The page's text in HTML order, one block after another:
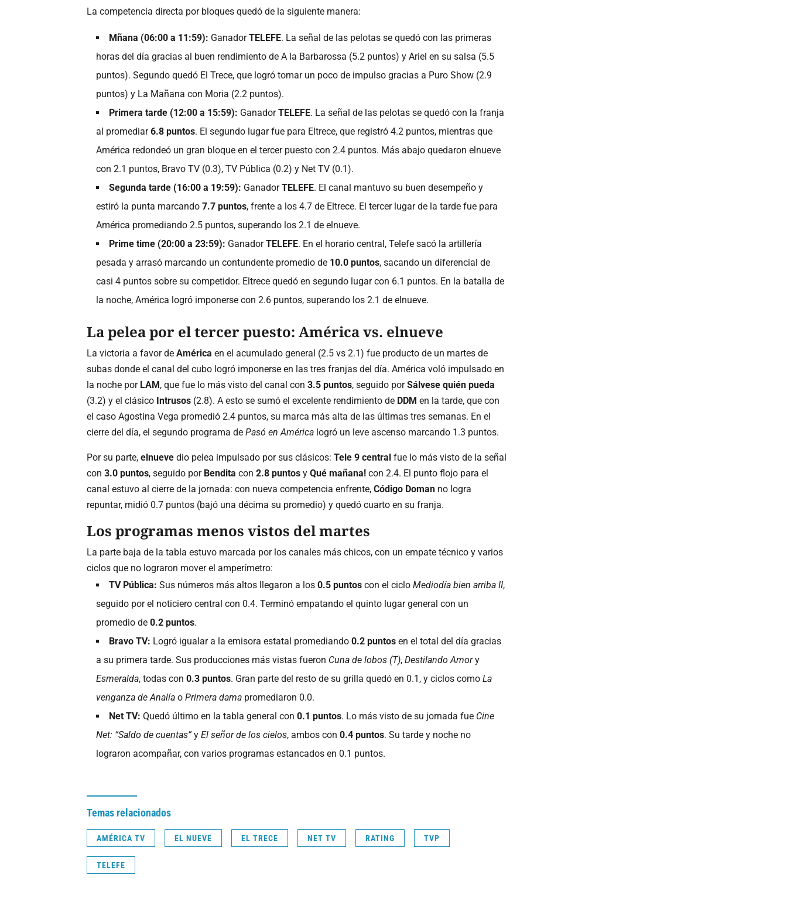
La competencia directa por bloques quedó de la siguiente manera:
Mñana (06:00 a 11:59): GanadorTELEFE. La señal de las pelotas se quedó con las primeras
horas del día gracias al buen rendimiento de A la Barbarossa (5.2 puntos) y Ariel en su salsa (5.5
puntos). Segundo quedó El Trece, que logró tomar un poco de impulso gracias a Puro Show (2.9
puntos) y La Mañana con Moria (2.2 puntos).
Primera tarde (12:00 a 15:59): GanadorTELEFE. La señal de las pelotas se quedó con la franja
al promediar6.8 puntos. El segundo lugar fue para Eltrece, que registró 4.2 puntos, mientras que
América redondeó un gran bloque en el tercer puesto con 2.4 puntos. Más abajo quedaron elnueve
con 2.1 puntos, Bravo TV (0.3), TV Pública (0.2) y Net TV (0.1).
Segunda tarde (16:00 a 19:59): GanadorTELEFE. El canal mantuvo su buen desempeño y
estiró la punta marcando 7.7 puntos, frente a los 4.7 de Eltrece. El tercer lugar de la tarde fue para
América promediando 2.5 puntos, superando los 2.1 de elnueve.
Prime time (20:00 a 23:59): GanadorTELEFE. En el horario central, Telefe sacó la artillería
pesada y arrasó marcando un contundente promedio de 10.0 puntos, sacando un diferencial de
casi 4 puntos sobre su competidor. Eltrece quedó en segundo lugar con 6.1 puntos. En la batalla de
la noche, América logró imponerse con 2.6 puntos, superando los 2.1 de elnueve.
La pelea por el tercer puesto: América vs. elnueve
La victoria a favor de América en el acumulado general (2.5 vs 2.1) fue producto de un martes de
subas donde el canal del cubo logró imponerse en las tres franjas del día. América voló impulsado en
la noche por LAM, que fue lo más visto del canal con 3.5 puntos, seguido porSálvese quién pueda
(3.2) y el clásico Intrusos (2.8). A esto se sumó el excelente rendimiento de DDM en la tarde, que con
el caso Agostina Vega promedió 2.4 puntos, su marca más alta de las últimas tres semanas. En el
cierre del día, el segundo programa de Pasó en América logró un leve ascenso marcando 1.3 puntos.
Por su parte, elnueve dio pelea impulsado por sus clásicos: Tele 9 central fue lo más visto de la señal
con 3.0 puntos, seguido por Bendita con 2.8 puntos y Qué mañana! con 2.4. El punto flojo para el
canal estuvo al cierre de la jornada: con nueva competencia enfrente, Código Doman no logra
repuntar, midió 0.7 puntos (bajó una décima su promedio) y quedó cuarto en su franja.
Los programas menos vistos del martes
La parte baja de la tabla estuvo marcada por los canales más chicos, con un empate técnico y varios
ciclos que no lograron mover el amperímetro:
TV Pública: Sus números más altos llegaron a los 0.5 puntos con el ciclo Mediodía bien arriba II,
seguido por el noticiero central con 0.4. Terminó empatando el quinto lugar general con un
promedio de 0.2 puntos.
Bravo TV: Logró igualar a la emisora estatal promediando 0.2 puntos en el total del día gracias
a su primera tarde. Sus producciones más vistas fueron Cuna de lobos (T), Destilando Amory
Esmeralda, todas con 0.3 puntos. Gran parte del resto de su grilla quedó en 0.1, y ciclos como La
venganza de Analía o Primera dama promediaron 0.0.
Net TV: Quedó último en la tabla general con 0.1 puntos. Lo más visto de su jornada fue Cine
Net: “Saldo de cuentas”y El señor de los cielos, ambos con 0.4 puntos. Su tarde y noche no
lograron acompañar, con varios programas estancados en 0.1 puntos.
Temas relacionados
AMÉRICA TV EL NUEVE EL TRECE NET TV RATING TVP
TELEFE